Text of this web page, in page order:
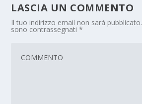
LASCIA UN COMMENTO
Il tuo indirizzo email non sarà pubblicato.
sono contrassegnati*